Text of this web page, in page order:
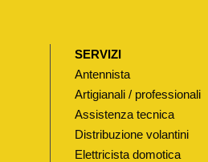
SERVIZI
Antennista
Artigianali / professionali
Assistenza tecnica
Distribuzione volantini
Elettricista domotica